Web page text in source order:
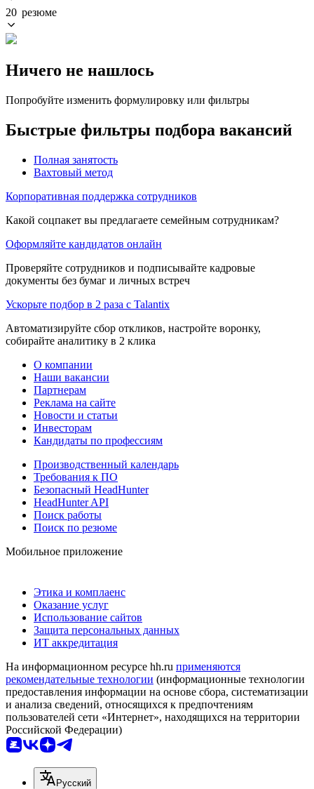
20 резюме
Ничего не нашлось
Попробуйте изменить формулировку или фильтры
Быстрые фильтры подбора вакансий
Полная занятость
Вахтовый метод
Корпоративная поддержка сотрудников
Какой соцпакет вы предлагаете семейным сотрудникам?
Оформляйте кандидатов онлайн
Проверяйте сотрудников и подписывайте кадровые
документы без бумаг и личных встреч
Ускорьте подбор в 2 раза с Talantix
Автоматизируйте сбор откликов, настройте воронку,
собирайте аналитику в 2 клика
О компании
Наши вакансии
Партнерам
Реклама на сайте
Новости и статьи
Инвесторам
Кандидаты по профессиям
Производственный календарь
Требования к ПО
Безопасный HeadHunter
HeadHunter API
Поиск работы
Поиск по резюме
Мобильное приложение
Этика и комплаенс
Оказание услуг
Использование сайтов
Защита персональных данных
ИТ аккредитация
На информационном ресурсе hh.ru применяются
рекомендательные технологии (информационные технологии
предоставления информации на основе сбора, систематизации
и анализа сведений, относящихся к предпочтениям
пользователей сети «Интернет», находящихся на территории
Российской Федерации)
Русский